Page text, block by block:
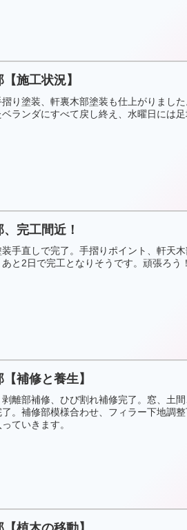
施工状況】
り塗装、軒裏木部塗装も仕上がりまし
ランダにすべて戻し終え、水曜日には足
完工間近！
手直しで完了。手摺りポイント、軒天
と2日で完工となりそうです。頑張ろう
補修と養生】
剥離部補修、ひび割れ補修完了。窓、土
。補修部模様合わせ、フィラー下地調整
ていきます。